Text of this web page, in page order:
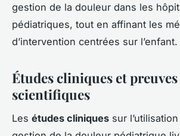
gestion de la douleur dans les
pédiatriques, tout en affinant les
d’intervention centrées sur l’enfant.
Études cliniques et preuves
scientifiques
Les études cliniques sur